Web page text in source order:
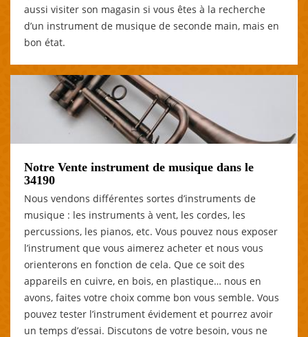
aussi visiter son magasin si vous êtes à la recherche
d’un instrument de musique de seconde main, mais en
bon état.
Notre Vente instrument de musique dans le
34190
Nous vendons différentes sortes d’instruments de
musique : les instruments à vent, les cordes, les
percussions, les pianos, etc. Vous pouvez nous exposer
l’instrument que vous aimerez acheter et nous vous
orienterons en fonction de cela. Que ce soit des
appareils en cuivre, en bois, en plastique… nous en
avons, faites votre choix comme bon vous semble. Vous
pouvez tester l’instrument évidement et pourrez avoir
un temps d’essai. Discutons de votre besoin, vous ne